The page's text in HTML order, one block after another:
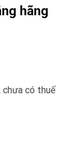
hãng
chưa có thuế